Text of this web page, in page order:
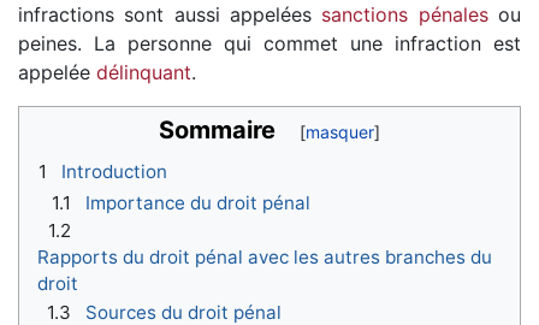
infractions sont aussi appelées sanctions pénalesou
peines. La personne qui commet une infraction est
appelée délinquant.
Sommaire
1
Introduction
1.1
Importance du droit pénal
1.2
Rapports du droit pénal avec les autres branches du
droit
1.3
Sources du droit pénal